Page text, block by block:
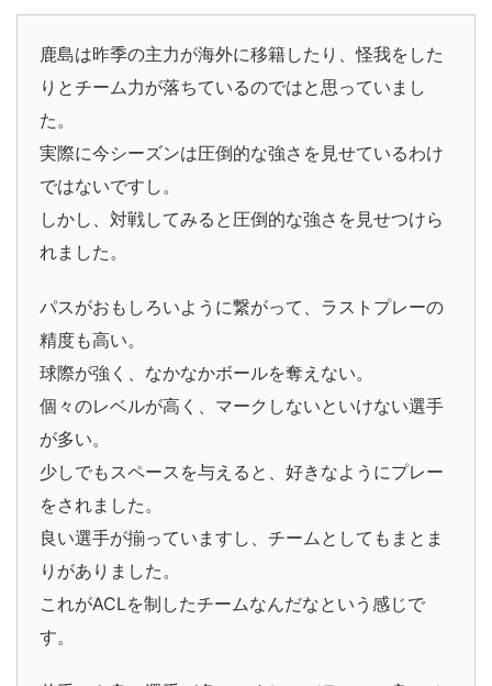
鹿島は昨季の主力が海外に移籍したり、怪我をした
りとチーム力が落ちているのではと思っていまし
た。
実際に今シーズンは圧倒的な強さを見せているわけ
ではないですし。
しかし、対戦してみると圧倒的な強さを見せつけら
れました。
パスがおもしろいように繋がって、ラストプレーの
精度も高い。
球際が強く、なかなかボールを奪えない。
個々のレベルが高く、マークしないといけない選手
が多い。
少しでもスペースを与えると、好きなようにプレー
をされました。
良い選手が揃っていますし、チームとしてもまとま
りがありました。
これがACLを制したチームなんだなという感じで
す。